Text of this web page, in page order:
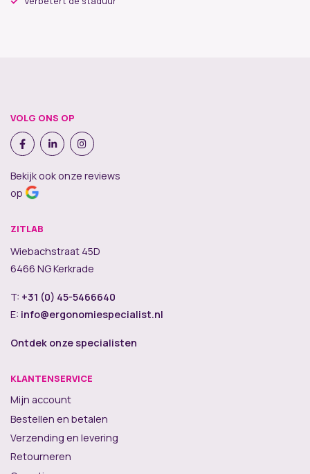
VOLG ONS OP
Bekijk ook onze reviews
op
ZITLAB
Wiebachstraat 45D
6466 NG Kerkrade
T: +31 (0) 45-5466640
E: info@ergonomiespecialist.nl
Ontdek onze specialisten
KLANTENSERVICE
Mijn account
Bestellen en betalen
Verzending en levering
Retourneren